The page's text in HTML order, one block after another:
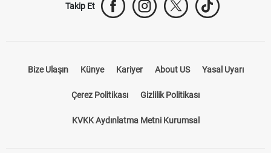
Takip Et
Bize Ulaşın Künye Kariyer About US Yasal Uyarı
Çerez Politikası Gizlilik Politikası
KVKK Aydınlatma Metni Kurumsal